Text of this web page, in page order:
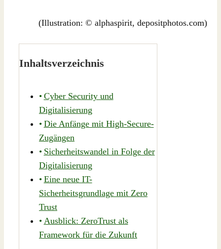
(Illustration: © alphaspirit, depositphotos.com)
Inhaltsverzeichnis
Cyber Security und
Digitalisierung
Die Anfänge mit High-Secure-
Zugängen
Sicherheitswandel in Folge der
Digitalisierung
Eine neue IT-
Sicherheitsgrundlage mit Zero
Trust
Ausblick: ZeroTrust als
Framework für die Zukunft